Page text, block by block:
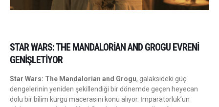
STAR WARS: THE MANDALORIAN AND GROGU EVRENI
GENIŞLETIYOR
Star Wars: The Mandalorian and Grogu, galaksideki güç
dengelerinin yeniden şekillendiği bir dönemde geçen heyecan
dolu bir bilim kurgu macerasını konu alıyor. İmparatorluk’un